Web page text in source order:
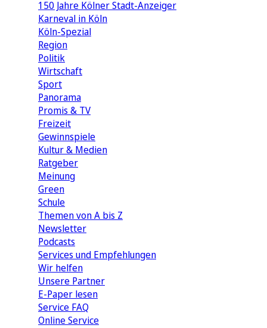
150 Jahre Kölner Stadt-Anzeiger
Karneval in Köln
Köln-Spezial
Region
Politik
Wirtschaft
Sport
Panorama
Promis & TV
Freizeit
Gewinnspiele
Kultur & Medien
Ratgeber
Meinung
Green
Schule
Themen von A bis Z
Newsletter
Podcasts
Services und Empfehlungen
Wir helfen
Unsere Partner
E-Paper lesen
Service FAQ
Online Service